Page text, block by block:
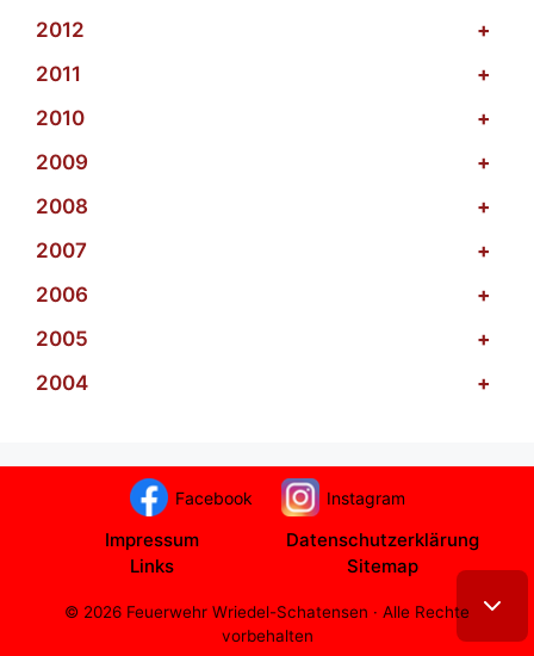
2012
+
2011
+
2010
+
2009
+
2008
+
2007
+
2006
+
2005
+
2004
+
Facebook Instagram
Impressum
Datenschutzerklärung
Links
Sitemap
© 2026 Feuerwehr Wriedel-Schatensen · Alle Rechte
vorbehalten